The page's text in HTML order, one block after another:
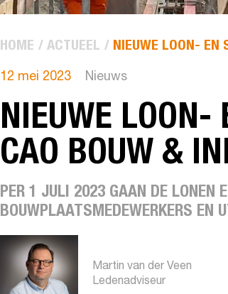
HOME ACTUEEL NIEUWE LOON- EN
12 mei 2023 Nieuws
NIEUWE LOON-
CAO BOUW &
PER 1 JULI 2023 GAAN DE LONEN
BOUWPLAATSMEDEWERKERS EN
Martin van der Veen
Ledenadviseur